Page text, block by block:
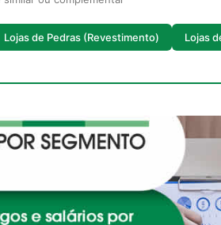
Lojas de Pedras (Revestimento) Lojas